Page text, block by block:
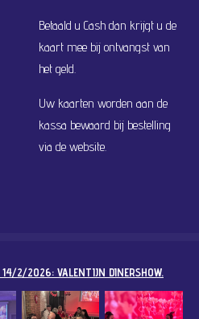
Betaald u Cash dan krijgt u de
kaart mee bij ontvangst van
het geld.
Uw kaarten worden aan de
kassa bewaard bij bestelling
via de website.
2/2026: VALENTIJN DINERSHOW.